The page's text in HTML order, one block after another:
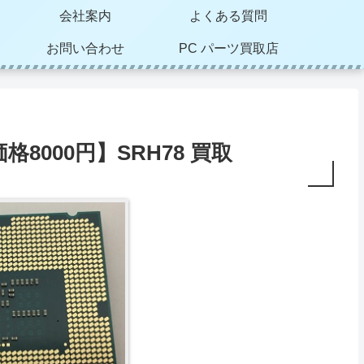
会社案内 よくある質問
お問い合わせ PC パーツ買取店
8000円】SRH78 買取